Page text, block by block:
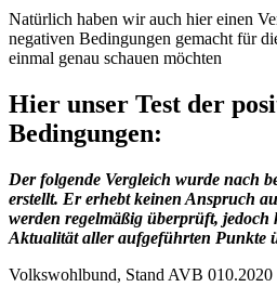
Natürlich haben wir auch hier einen
negativen Bedingungen gemacht für
einmal genau schauen möchten
Hier unser Test der
Bedingungen:
Der folgende Vergleich wurde nach
erstellt. Er erhebt keinen Anspruch
werden regelmäßig überprüft,
Aktualität aller aufgeführten Punkte
Volkswohlbund, Stand AVB 010.2020